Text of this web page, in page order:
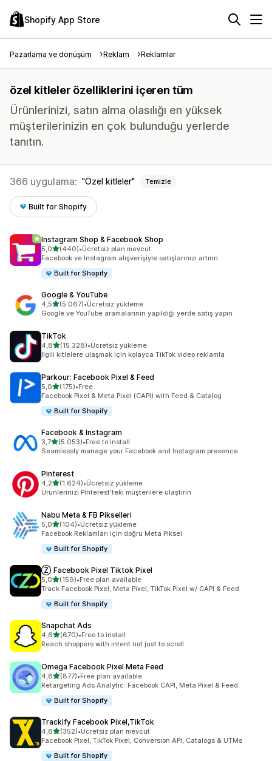
Shopify App Store
Pazarlama ve dönüşüm Reklam Reklamlar
özel kitleler özelliklerini içeren tüm
Ürünlerinizi, satın alma olasılığı en yüksek
müşterilerinizin en çok bulunduğu yerlerde
tanıtın.
366 uygulama: Özel kitleler Temizle
Built for Shopify
Instagram Shop & Facebook Shop
5,05 yıldız üzerinden
(440)
toplam 440 değerlendirme
•Ücretsiz plan mevcut
Facebook ve Instagram alışverişiyle satışlarınızı artırın.
Built for Shopify
Google & YouTube
4,55 yıldız üzerinden
(5.067)
toplam 5067 değerlendirme
•Ücretsiz yükleme
Google ve YouTube aramalarının yapıldığı yerde satış yapın
TikTok
4,85 yıldız üzerinden
(15.328)
toplam 15328 değerlendirme
•Ücretsiz yükleme
İlgili kitlelere ulaşmak için kolayca TikTok video reklamla
Parkour: Facebook Pixel & Feed
5,05 yıldız üzerinden
(175)
toplam 175 değerlendirme
•Free
Facebook Pixel & Meta Pixel (CAPI) with Feed & Catalog
Built for Shopify
Facebook & Instagram
3,75 yıldız üzerinden
(5.053)
toplam 5053 değerlendirme
•Free to install
Seamlessly manage your Facebook and Instagram presence
Pinterest
4,25 yıldız üzerinden
(1.624)
toplam 1624 değerlendirme
•Ücretsiz yükleme
Ürünlerinizi Pinterest'teki müşterilere ulaştırın
Nabu Meta & FB Pikselleri
5,05 yıldız üzerinden
(104)
toplam 104 değerlendirme
•Ücretsiz yükleme
Facebook Reklamları için doğru Meta Piksel
Built for Shopify
Ⓩ Facebook Pixel Tiktok Pixel
5,05 yıldız üzerinden
(159)
toplam 159 değerlendirme
•Free plan available
Track Facebook Pixel, Meta Pixel, TikTok Pixel w/ CAPI & Feed
Built for Shopify
Snapchat Ads
4,65 yıldız üzerinden
(670)
toplam 670 değerlendirme
•Free to install
Reach shoppers with intent not just to scroll
Omega Facebook Pixel Meta Feed
4,85 yıldız üzerinden
(877)
toplam 877 değerlendirme
•Free plan available
Retargeting Ads Analytic: Facebook CAPI, Meta Pixel & Feed
Built for Shopify
Trackify Facebook Pixel,TikTok
4,85 yıldız üzerinden
(352)
toplam 352 değerlendirme
•Ücretsiz plan mevcut
Facebook Pixel, TikTok Pixel, Conversion API, Catalogs & UTMs
Built for Shopify